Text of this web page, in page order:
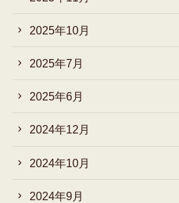
2025年10月
2025年7月
2025年6月
2024年12月
2024年10月
2024年9月